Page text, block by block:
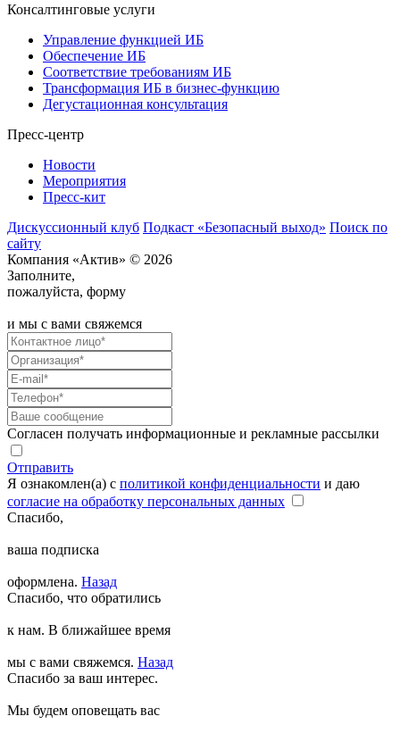
Консалтинговые услуги
Управление функцией ИБ
Обеспечение ИБ
Соответствие требованиям ИБ
Трансформация ИБ в бизнес-функцию
Дегустационная консультация
Пресс-центр
Новости
Мероприятия
Пресс-кит
Дискуссионный клуб Подкаст «Безопасный выход» Поиск по
сайту
Компания «Актив» © 2026
Заполните,
пожалуйста, форму
и мы с вами свяжемся
Согласен получать информационные и рекламные рассылки
Отправить
Я ознакомлен(а) с политикой конфиденциальности и даю
согласие на обработку персональных данных
Спасибо,
ваша подписка
оформлена. Назад
Спасибо, что обратились
к нам. В ближайшее время
мы с вами свяжемся. Назад
Спасибо за ваш интерес.
Мы будем оповещать вас